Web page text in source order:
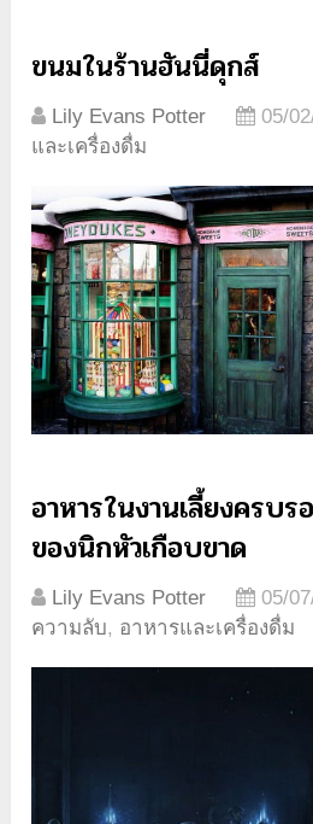
ขนมในร้านฮันนี่ดุกส์
Lily Evans Potter 05/
และเครื่องดื่ม
อาหารในงานเลี้ยงครบ
ของนิกหัวเกือบขาด
Lily Evans Potter 05/
ความลับ, อาหารและเครื่องดื่ม